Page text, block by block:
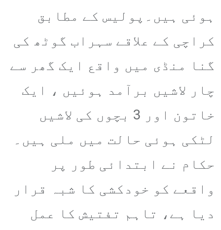
ہوئی ہیں۔پولیس کے مطابق
کراچی کے علاقے سہراب گوٹھ کی
گنا منڈی میں واقع ایک گھر سے
چار لاشیں برآمد ہوئیں ، ایک
خاتون اور 3 بچوں کی لاشیں
لٹکی ہوئی حالت میں ملی ہیں۔
حکام نے ابتدائی طور پر
واقعے کو خودکشی کا شبہ قرار
دیا ہے، تاہم تفتیش کا عمل